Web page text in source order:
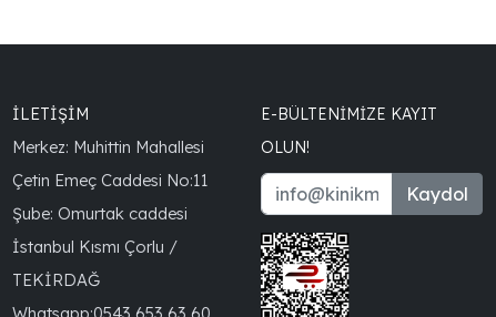
İLETİŞİM
Merkez: Muhittin Mahallesi
Çetin Emeç Caddesi No:11
Şube: Omurtak caddesi
İstanbul Kısmı Çorlu /
TEKİRDAĞ
E-BÜLTENIMIZE KAYIT
OLUN!
Kaydol